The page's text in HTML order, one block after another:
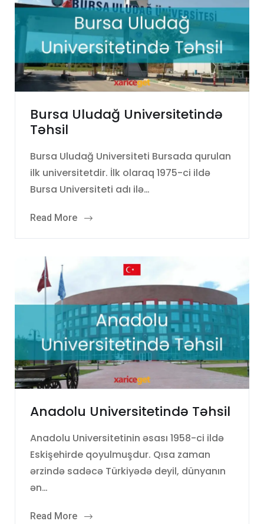
Bursa Uludağ Universitetində
Təhsil
Bursa Uludağ Universiteti Bursada qurulan
ilk universitetdir. İlk olaraq 1975-ci ildə
Bursa Universiteti adı ilə…
Read More
Anadolu Universitetində Təhsil
Anadolu Universitetinin əsası 1958-ci ildə
Eskişehirde qoyulmuşdur. Qısa zaman
ərzində sadəcə Türkiyədə deyil, dünyanın
ən…
Read More